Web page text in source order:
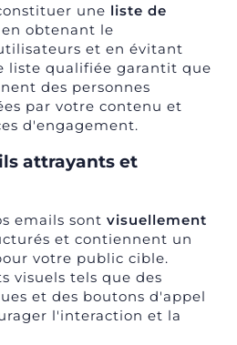
une liste de
en obtenant le
et en évitant
liste qualifiée garantit que
des personnes
par votre contenu et
d'engagement.
attrayants et
emails sont visuellement
et contiennent un
votre public cible.
visuels tels que des
et des boutons d'appel
l'interaction et la